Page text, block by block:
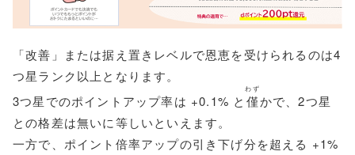
「改善」または据え置きレベルで恩恵を受けられるのは4
つ星ランク以上となります。
3つ星でのポイントアップ率は +0.1% と 僅
わず
かで、2つ星
との格差は無いに等しいといえます。
一方で、ポイント倍率アップの引き下げ分を超える +1%